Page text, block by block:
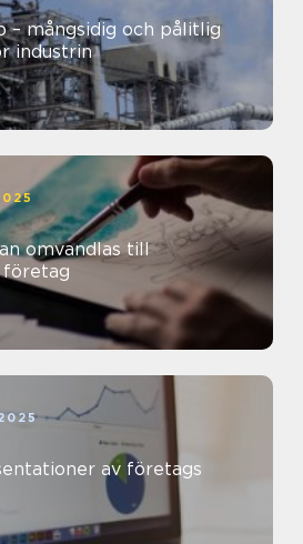
– mångsidig och pålitlig
industrin
omvandlas till
företag
av företags